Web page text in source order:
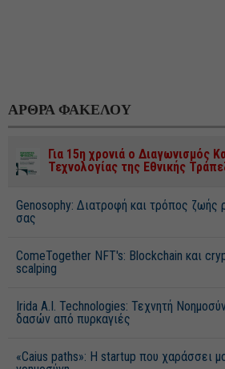
ΑΡΘΡΑ ΦΑΚΕΛΟΥ
Για 15η χρονιά ο Διαγωνισμός
Τεχνολογίας της Εθνικής
Genosophy: Διατροφή και τρόπος ζωής
σας
ComeTogether NFT's: Βlockchain και
scalping
Irida A.I. Technologies: Τεχνητή
δασών από πυρκαγιές
«Caius paths»: Η startup που χαράσσει